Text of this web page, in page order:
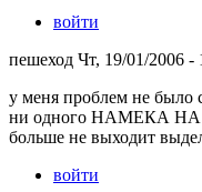
войти
пешеход Чт, 19/01/2006 -
у меня проблем не было
ни одного НАМЕКА НА
больше не выходит
войти